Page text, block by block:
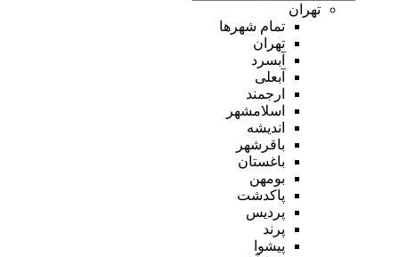
تهران
تمام شهر‌ها
تهران
آبسرد
آبعلی
ارجمند
اسلامشهر
اندیشه
باقرشهر
باغستان
بومهن
پاکدشت
پردیس
پرند
پیشوا